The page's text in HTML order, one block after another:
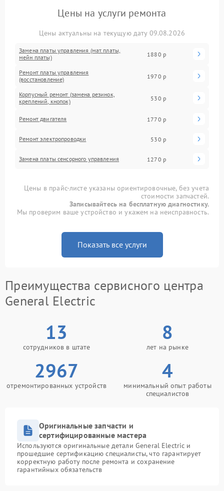
Цены на услуги ремонта
Цены актуальны на текущую дату 09.08.2026
Замена платы управления (мат.платы,
мейн платы)
1880 р
Ремонт платы управления
(восстановление)
1970 р
Корпусный ремонт (замена резинок,
креплений, кнопок)
530 р
Ремонт двигателя 1770 р
Ремонт электропроводки 530 р
Замена платы сенсорного управления 1270 р
Цены в прайс-листе указаны ориентировочные, без учета
стоимости запчастей.
Записывайтесь на бесплатную диагностику.
Мы проверим ваше устройство и укажем на неисправность.
Показать все услуги
Преимущества сервисного центра
General Electric
13
сотрудников в штате
8
лет на рынке
2967
отремонтированных устройств
4
минимальный опыт работы
специалистов
Оригинальные запчасти и
сертифицированные мастера
Используются оригинальные детали General Electric и
прошедшие сертификацию специалисты, что гарантирует
корректную работу после ремонта и сохранение
гарантийных обязательств